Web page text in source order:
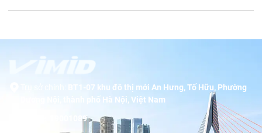
BT1-07 khu đô thị mới An Hưng, Tố Hữu, Phường
Dương Nội, thành phố Hà Nội, Việt Nam
19001089